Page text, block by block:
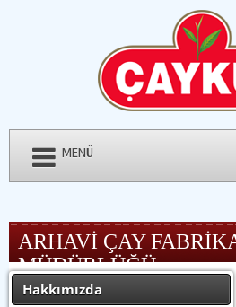
MENÜ
ARHAVİ ÇAY
MÜDÜRLÜĞÜ
Hakkımızda